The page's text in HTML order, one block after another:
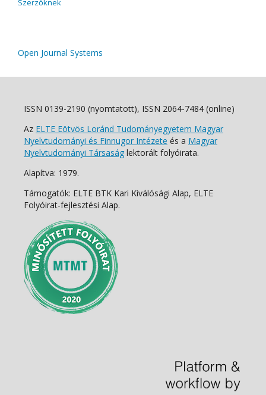
Open Journal Systems
ISSN 0139-2190 (nyomtatott), ISSN 2064-7484 (online)
Az ELTE Eötvös Loránd Tudományegyetem Magyar
Nyelvtudományi és Finnugor Intézete és a Magyar
Nyelvtudományi Társaság lektorált folyóirata.
Alapítva: 1979.
Támogatók: ELTE BTK Kari Kiválósági Alap, ELTE
Folyóirat-fejlesztési Alap.